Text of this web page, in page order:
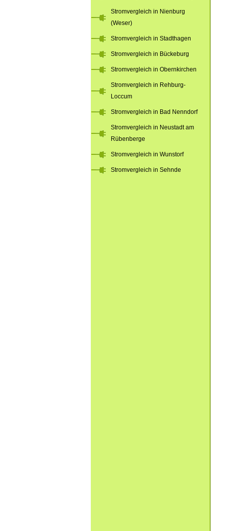
Stromvergleich in Nienburg
(Weser)
Stromvergleich in Stadthagen
Stromvergleich in Bückeburg
Stromvergleich in Obernkirchen
Stromvergleich in Rehburg-
Loccum
Stromvergleich in Bad Nenndorf
Stromvergleich in Neustadt am
Rübenberge
Stromvergleich in Wunstorf
Stromvergleich in Sehnde